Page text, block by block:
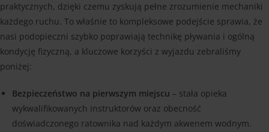
praktycznych, dzięki czemu zyskują pełne zrozumienie mechaniki
każdego ruchu. To właśnie to kompleksowe podejście sprawia, że
nasi podopieczni szybko poprawiają technikę pływania i ogólną
kondycję fizyczną, a kluczowe korzyści z wyjazdu zebraliśmy
poniżej:
Bezpieczeństwo na pierwszym miejscu – stała opieka
wykwalifikowanych instruktorów oraz obecność
doświadczonego ratownika nad każdym akwenem wodnym.